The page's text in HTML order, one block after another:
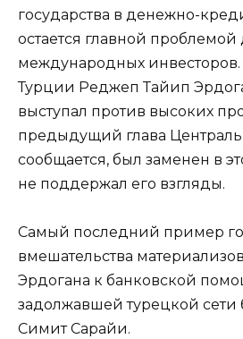
государства в денежно-
остается главной проблемой
международных
Турции Реджеп Тайип
выступал против высоких
предыдущий глава
сообщается, был заменен в
не поддержал его взгляды.
Самый последний пример
вмешательства
Эрдогана к банковской
задолжавшей турецкой сети
Симит Сарайи.